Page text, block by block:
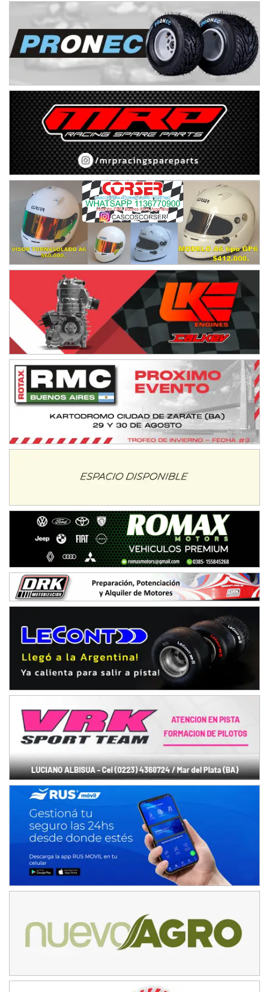
Humboldt (Santa Fe)
NORESTE SANTAFESINO - F6
Ciudad de Avellaneda (Asfalto)
Avellaneda (Santa Fe)
José Samuel Sánchez (Tierra)
Rufino (Santa Fe)
TUCUMANO - F5
Juan Navarro (Asfalto)
El Timbó (Tucumán)